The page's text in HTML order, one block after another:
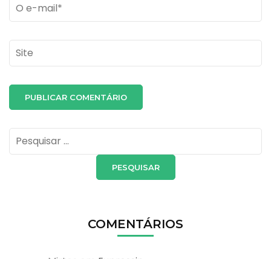
Email *
Site
Pesquisar
por:
COMENTÁRIOS